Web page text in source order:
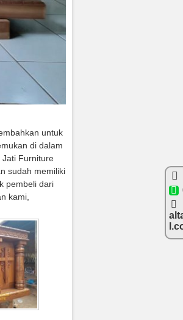
untuk
di dalam
Jati Furniture
sudah memiliki
pembeli dari
kami,